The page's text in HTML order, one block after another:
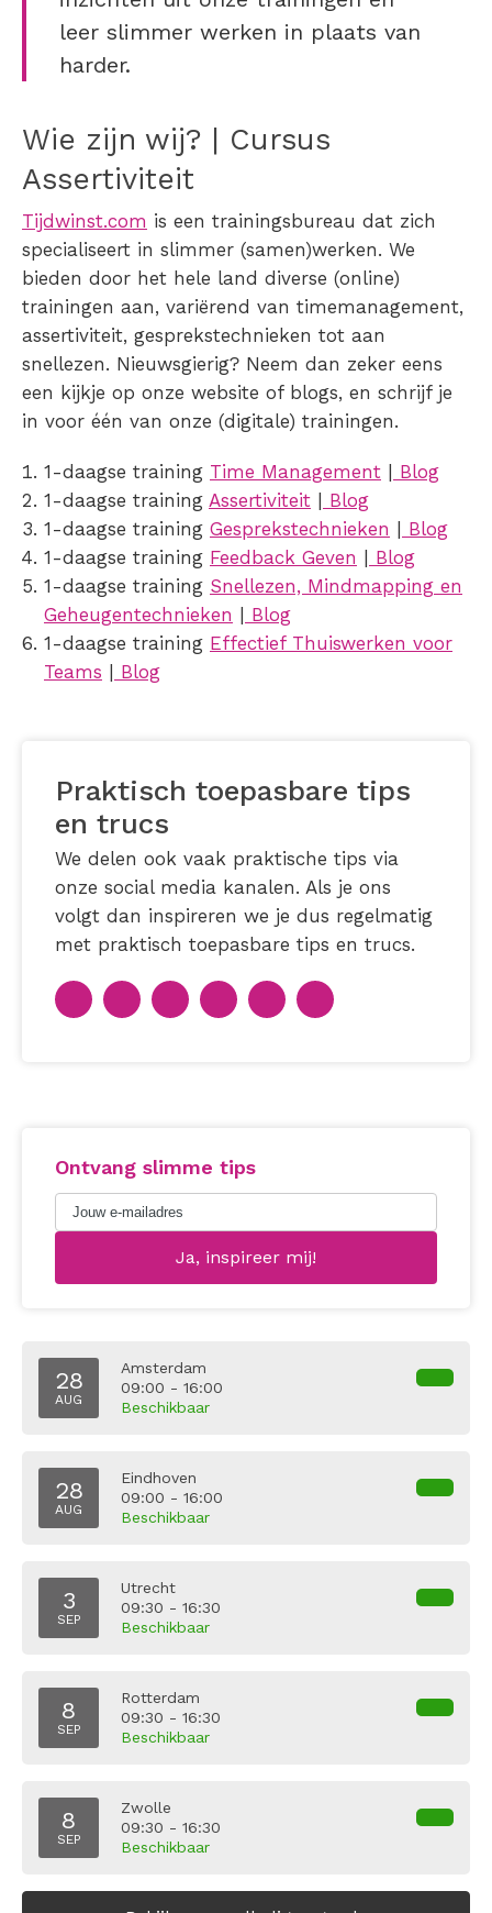
leer slimmer werken in plaats van
harder.
Wie zijn wij? | Cursus
Assertiviteit
Tijdwinst.com is een trainingsbureau dat zich
specialiseert in slimmer (samen)werken. We
bieden door het hele land diverse (online)
trainingen aan, variërend van timemanagement,
assertiviteit, gesprekstechnieken tot aan
snellezen. Nieuwsgierig? Neem dan zeker eens
een kijkje op onze website of blogs, en schrijf je
in voor één van onze (digitale) trainingen.
1-daagse training Time Management
Blog
1-daagse training Assertiviteit
Blog
1-daagse training Gesprekstechnieken
Blog
1-daagse training Feedback Geven
Blog
1-daagse training Snellezen, Mindmapping en
Geheugentechnieken
Blog
1-daagse training Effectief Thuiswerken voor
Teams
Blog
Praktisch toepasbare tips
en trucs
We delen ook vaak praktische tips via
onze social media kanalen. Als je ons
volgt dan inspireren we je dus regelmatig
met praktisch toepasbare tips en trucs.
Ontvang slimme tips
28
AUG
Amsterdam
09:00 - 16:00
Beschikbaar
28
AUG
Eindhoven
09:00 - 16:00
Beschikbaar
3
SEP
Utrecht
09:30 - 16:30
Beschikbaar
8
SEP
Rotterdam
09:30 - 16:30
Beschikbaar
8
SEP
Zwolle
09:30 - 16:30
Beschikbaar